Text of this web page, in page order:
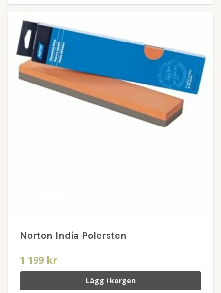
Norton India Polersten
1 199 kr
Lägg i korgen